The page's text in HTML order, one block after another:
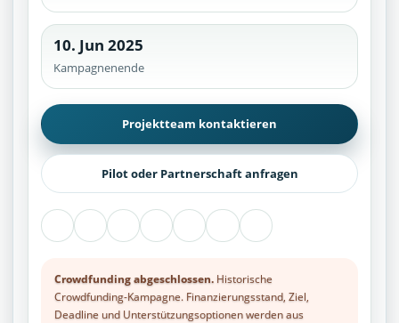
10. Jun 2025
Kampagnenende
Projektteam kontaktieren
Pilot oder Partnerschaft anfragen
Crowdfunding abgeschlossen.Historische
Crowdfunding-Kampagne. Finanzierungsstand, Ziel,
Deadline und Unterstützungsoptionen werden aus